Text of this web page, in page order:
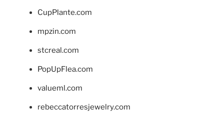
CupPlante.com
mpzin.com
stcreal.com
PopUpFlea.com
valueml.com
rebeccatorresjewelry.com